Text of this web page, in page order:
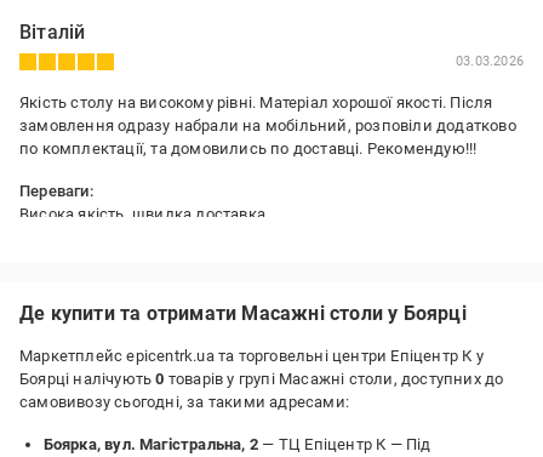
Віталій
03.03.2026
Якість столу на високому рівні. Матеріал хорошої якості. Після
замовлення одразу набрали на мобільний, розповіли додатково
по комплектації, та домовились по доставці. Рекомендую!!!
Переваги:
Висока якість, швидка доставка
Де купити та отримати Масажні столи у Боярці
Маркетплейс epicentrk.ua та торговельні центри Епіцентр К у
Боярці налічують0 товарів у групі Масажні столи, доступних до
самовивозу сьогодні, за такими адресами:
Боярка, вул. Магістральна, 2 — ТЦ Епіцентр К — Під